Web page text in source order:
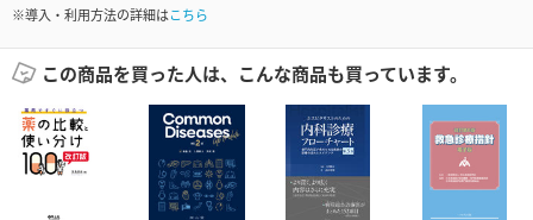
※導入・利用方法の詳細はこちら
この商品を買った人は、こんな商品も買っています。